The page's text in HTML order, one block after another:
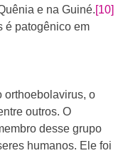
e na Guiné.[10]
é patogênico em
orthoebolavirus, o
outros. O
desse grupo
humanos. Ele foi